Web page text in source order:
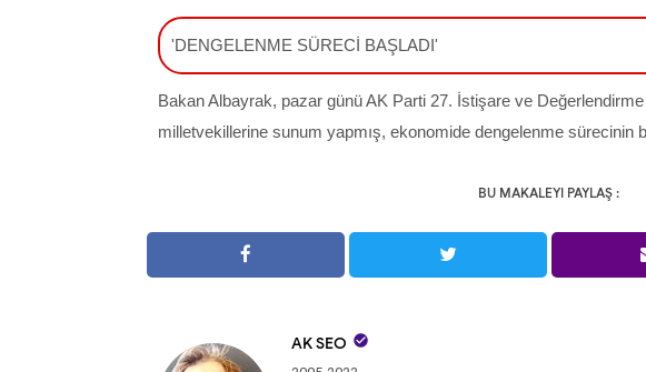
'DENGELENME SÜRECİ BAŞLADI'
Bakan Albayrak, pazar günü AK Parti 27. İstişare ve Değerlendirme
milletvekillerine sunum yapmış, ekonomide dengelenme sürecinin
BU MAKALEYI PAYLAŞ :
AK SEO 